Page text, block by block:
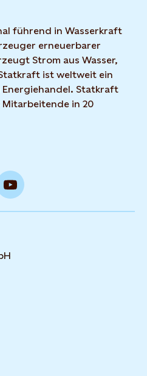
führend in Wasserkraft
erneuerbarer
Strom aus Wasser,
ist weltweit ein
Statkraft
in 20